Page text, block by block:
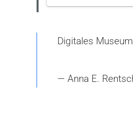
Digitales
— Anna E.